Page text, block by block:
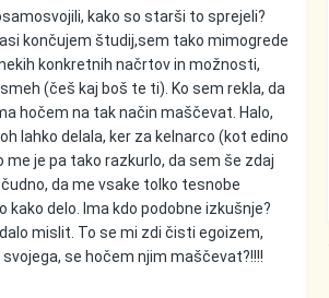
kako so starši to sprejeli?
končujem študij,sem tako mimogrede
konkretnih načrtov in možnosti,
(češ kaj boš te ti). Ko sem rekla, da
hočem na tak način maščevat. Halo,
lahko delala, ker za kelnarco (kot edino
je pa tako razkurlo, da sem še zdaj
da me vsake tolko tesnobe
delo. Ima kdo podobne izkušnje?
mislit. To se mi zdi čisti egoizem,
se hočem njim maščevat?!!!!